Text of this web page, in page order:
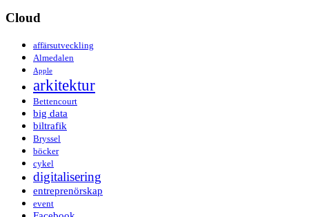
Cloud
affärsutveckling
Almedalen
Apple
arkitektur
Bettencourt
big data
biltrafik
Bryssel
böcker
cykel
digitalisering
entreprenörskap
event